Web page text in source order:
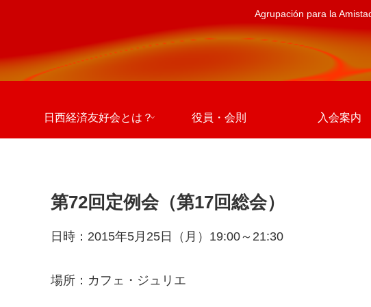
Agrupación para la
日西経済友好会とは？ 役員・会則 入会案内
第72回定例会（第17回総会）
日時：2015年5月25日（月）19:00～21:30
場所：カフェ・ジュリエ